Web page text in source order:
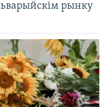
рынку